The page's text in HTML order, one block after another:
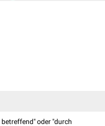
betreffend" oder "durch